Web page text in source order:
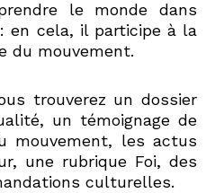
le monde dans
en cela, il participe à la
du mouvement.
trouverez un dossier
un témoignage de
mouvement, les actus
une rubrique Foi, des
culturelles.